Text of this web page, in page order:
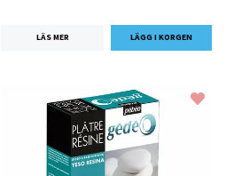
LÄS MER